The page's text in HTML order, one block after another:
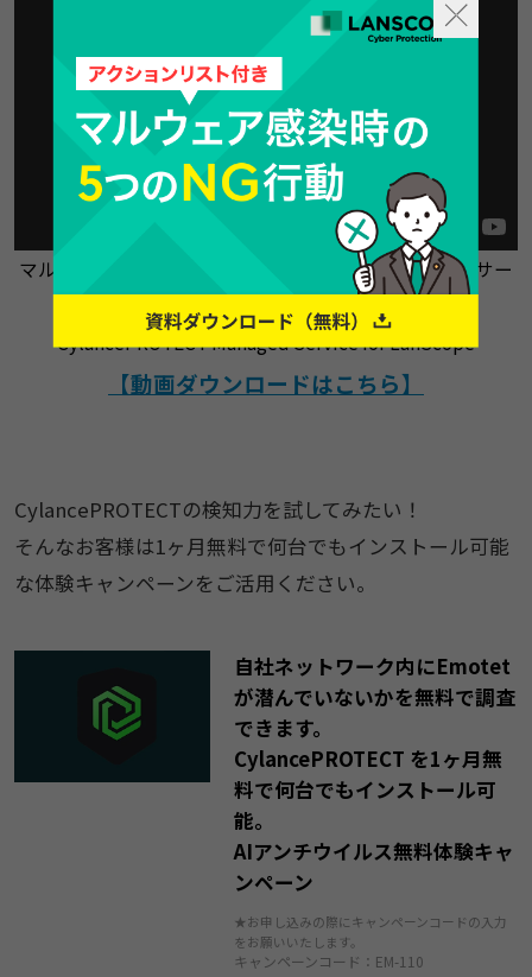
マルウェア対策をローコストで簡単に実現 運用支援サー
CylancePROTECT Managed Service for LanScope
【動画ダウンロードはこちら】
CylancePROTECTの検知力を試してみたい！
そんなお客様は1ヶ月無料で何台でもインストール可能
な体験キャンペーンをご活用ください。
自社ネットワーク内にEmotet
が潜んでいないかを無料で調査
できます。
CylancePROTECT を1ヶ月無
料で何台でもインストール可
能。
AIアンチウイルス無料体験キャ
ンペーン
★お申し込みの際にキャンペーンコードの入力
をお願いいたします。
キャンペーンコード：EM-110